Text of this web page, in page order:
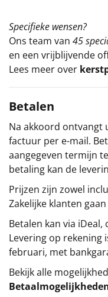
Specifieke wensen?
Ons team van 45
en een vrijblijvende
Lees meer over
Betalen
Na akkoord ontvangt
factuur per e-mail.
aangegeven termijn
betaling kan de
Prijzen zijn zowel
Zakelijke klanten
Betalen kan via
Levering op rekening
februari, met
Bekijk alle